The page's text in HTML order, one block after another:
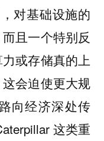
对基础设施的
且一个特别反
或存储真的上
会迫使更大规
向经济深处传
这类重